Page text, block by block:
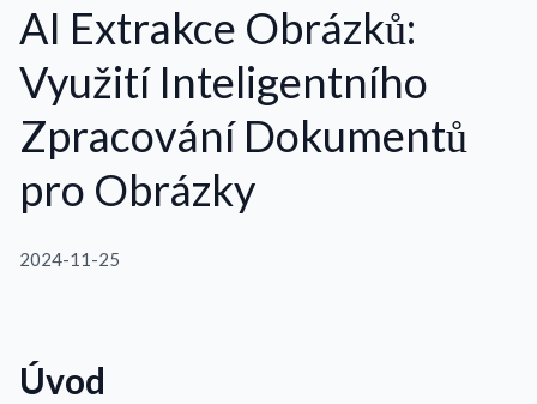
AI Extrakce Obrázků:
Využití Inteligentního
Zpracování Dokumentů
pro Obrázky
2024-11-25
Úvod